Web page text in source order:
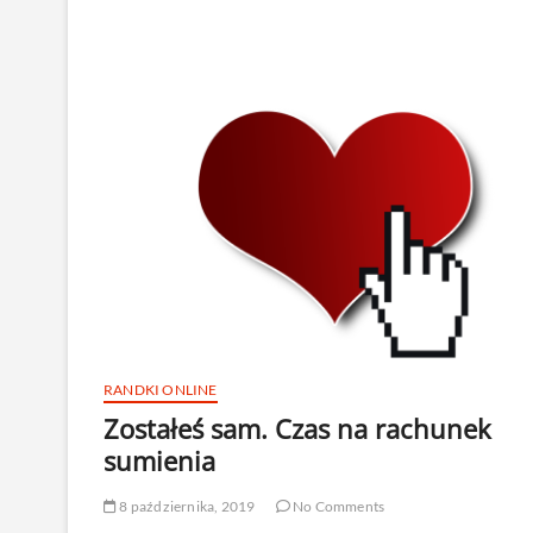
RANDKI ONLINE
Zostałeś sam. Czas na rachunek
sumienia
8 października, 2019
No Comments